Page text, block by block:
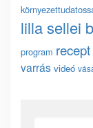
lilla sellei
program recept
varrás videó